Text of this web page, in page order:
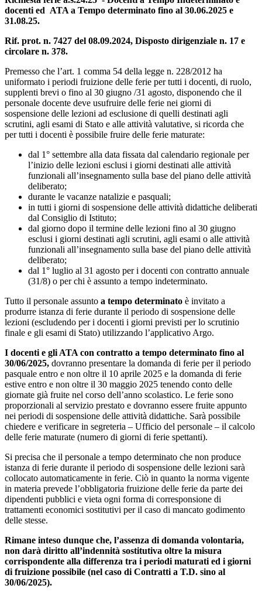
docenti ed ATA a Tempo determinato fino al 30.06.2025 e
31.08.25.
Rif. prot. n. 7427 del 08.09.2024, Disposto dirigenziale n. 17 e
circolare n. 378.
Premesso che l’art. 1 comma 54 della legge n. 228/2012 ha
uniformato i periodi fruizione delle ferie per tutti i docenti, di ruolo,
supplenti brevi o fino al 30 giugno /31 agosto, disponendo che il
personale docente deve usufruire delle ferie nei giorni di
sospensione delle lezioni ad esclusione di quelli destinati agli
scrutini, agli esami di Stato e alle attività valutative, si ricorda che
per tutti i docenti è possibile fruire delle ferie maturate:
dal 1° settembre alla data fissata dal calendario regionale per
l’inizio delle lezioni esclusi i giorni destinati alle attività
funzionali all’insegnamento sulla base del piano delle attività
deliberato;
durante le vacanze natalizie e pasquali;
in tutti i giorni di sospensione delle attività didattiche deliberati
dal Consiglio di Istituto;
dal giorno dopo il termine delle lezioni fino al 30 giugno
esclusi i giorni destinati agli scrutini, agli esami o alle attività
funzionali all’insegnamento sulla base del piano delle attività
deliberato;
dal 1° luglio al 31 agosto per i docenti con contratto annuale
(31/8) o per chi è assunto a tempo indeterminato.
Tutto il personale assunto a tempo determinato è invitato a
produrre istanza di ferie durante il periodo di sospensione delle
lezioni (escludendo per i docenti i giorni previsti per lo scrutinio
finale e gli esami di Stato) utilizzando l’applicativo Argo.
I docenti e gli ATA con contratto a tempo determinato fino al
30/06/2025, dovranno presentare la domanda di ferie per il periodo
pasquale entro e non oltre il 10 aprile 2025 e la domanda di ferie
estive entro e non oltre il 30 maggio 2025 tenendo conto delle
giornate già fruite nel corso dell’anno scolastico. Le ferie sono
proporzionali al servizio prestato e dovranno essere fruite appunto
nei periodi di sospensione delle attività didattiche. Sarà possibile
chiedere e verificare in segreteria – Ufficio del personale – il calcolo
delle ferie maturate (numero di giorni di ferie spettanti).
Si precisa che il personale a tempo determinato che non produce
istanza di ferie durante il periodo di sospensione delle lezioni sarà
collocato automaticamente in ferie. Ciò in quanto la norma vigente
in materia prevede l’obbligatoria fruizione delle ferie da parte dei
dipendenti pubblici e vieta ogni forma di corresponsione di
trattamenti economici sostitutivi per il caso di mancato godimento
delle stesse.
Rimane inteso dunque che, l’assenza di domanda volontaria,
non darà diritto all’indennità sostitutiva oltre la misura
corrispondente alla differenza tra i periodi maturati ed i giorni
di fruizione possibile (nel caso di Contratti a T.D. sino al
30/06/2025).